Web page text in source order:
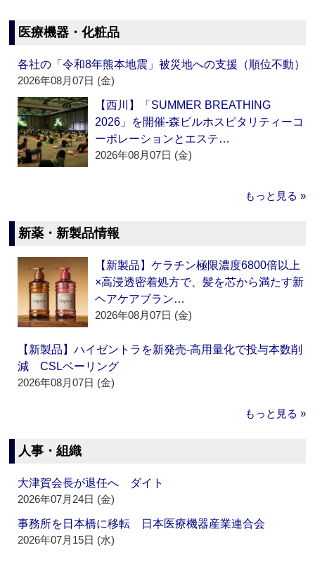
医療機器・化粧品
各社の「令和8年熊本地震」被災地への支援（順位不動）
2026年08月07日 (金)
【西川】「SUMMER BREATHING
2026」を開催‐森ビルホスピタリティーコ
ーポレーションとエステ…
2026年08月07日 (金)
もっと見る »
新薬・新製品情報
【新製品】ケラチン極限濃度6800倍以上
×高浸透密着処方で、髪を芯から満たす新
ヘアケアブラン…
2026年08月07日 (金)
【新製品】ハイゼントラを新発売‐高用量化で投与本数削
減 CSLベーリング
2026年08月07日 (金)
もっと見る »
人事・組織
大津賀会長が退任へ ダイト
2026年07月24日 (金)
事務所を日本橋に移転 日本医療機器産業連合会
2026年07月15日 (水)